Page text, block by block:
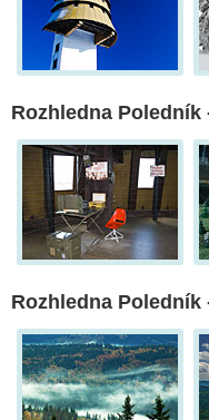
Rozhledna Poledník
Rozhledna